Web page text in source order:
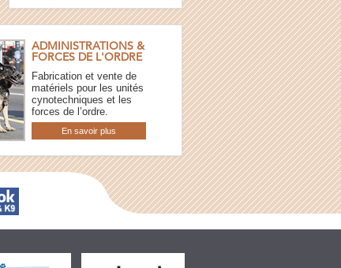
ADMINISTRATIONS &
FORCES DE L'ORDRE
Fabrication et vente de
matériels pour les unités
cynotechniques et les
forces de l’ordre.
En savoir plus